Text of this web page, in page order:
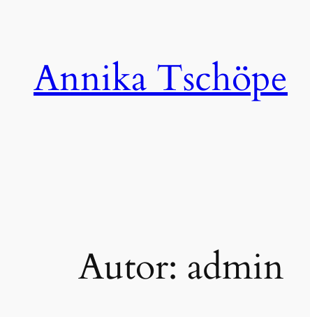
Annika Tschöpe
Autor: admin